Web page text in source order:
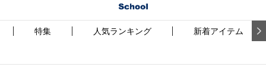
特集 人気ランキング 新着アイテム